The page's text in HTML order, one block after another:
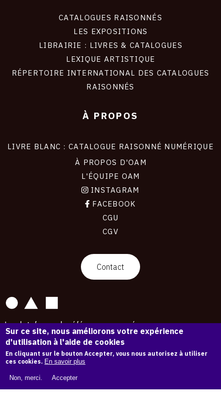
CATALOGUES RAISONNÉS
LES EXPOSITIONS
LIBRAIRIE : LIVRES & CATALOGUES
LEXIQUE ARTISTIQUE
RÉPERTOIRE INTERNATIONAL DES CATALOGUES
RAISONNÉS
À PROPOS
LIVRE BLANC : CATALOGUE RAISONNÉ NUMÉRIQUE
À PROPOS D'OAM
L'ÉQUIPE OAM
INSTAGRAM
FACEBOOK
CGU
CGV
Contact
La plateforme de référence pour créer,
conserver et promouvoir l'Histoire de l'Art.
Des catalogues raisonnés aux archives
d'expositions.
43 254 œuvres d'art — 7 587 expositions
Copyright © OAM 2026. Tous droits réservés.
Sur ce site, nous améliorons votre expérience
d'utilisation à l'aide de cookies
En cliquant sur le bouton Accepter, vous nous autorisez à utiliser
ces cookies. En savoir plus
Non, merci. Accepter